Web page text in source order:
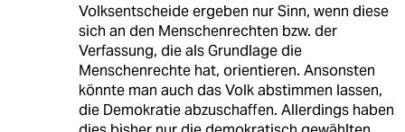
Volksentscheide ergeben nur Sinn, wenn diese
sich an den Menschenrechten bzw. der
Verfassung, die als Grundlage die
Menschenrechte hat, orientieren. Ansonsten
könnte man auch das Volk abstimmen lassen,
die Demokratie abzuschaffen. Allerdings haben